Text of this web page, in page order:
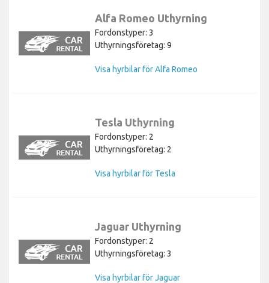
Alfa Romeo Uthyrning
Fordonstyper: 3
Uthyrningsföretag: 9
Visa hyrbilar för Alfa Romeo
Tesla Uthyrning
Fordonstyper: 2
Uthyrningsföretag: 2
Visa hyrbilar för Tesla
Jaguar Uthyrning
Fordonstyper: 2
Uthyrningsföretag: 3
Visa hyrbilar för Jaguar